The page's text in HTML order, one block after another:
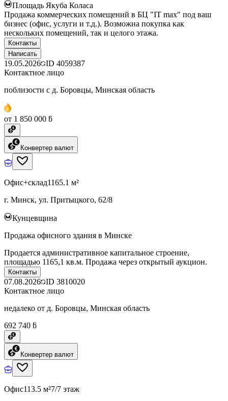
Площадь Якуба Коласа
Продажа коммерческих помещений в БЦ "IT max" под ваш
бизнес (офис, услуги и т.д.). Возможна покупка как
нескольких помещений, так и целого этажа.
Контакты
Написать
19.05.2026 ID 4059387
Контактное лицо
поблизости с д. Боровцы, Минская область
от 1 850 000 ƃ
Конвертер валют
Офис+склад1165.1 м²
г. Минск, ул. Притыцкого, 62/8
Кунцевщина
Продажа офисного здания в Минске
Продается административное капитальное строение,
площадью 1165,1 кв.м. Продажа через открытый аукцион.
Контакты
07.08.2026 ID 3810020
Контактное лицо
недалеко от д. Боровцы, Минская область
692 740 ƃ
Конвертер валют
Офис113.5 м²7/7 этаж